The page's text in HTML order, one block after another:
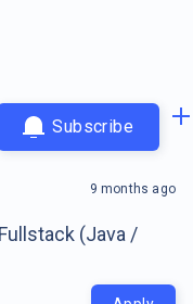
Subscribe
(Java /
9 months ago